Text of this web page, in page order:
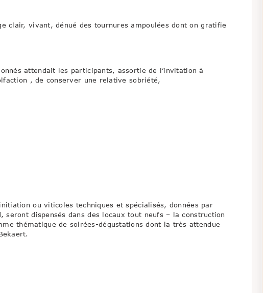
clair, vivant, dénué des tournures ampoulées dont on gratifie
attendait les participants, assortie de l’invitation à
, de conserver une relative sobriété,
ou viticoles techniques et spécialisés, données par
dispensés dans des locaux tout neufs – la construction
thématique de soirées-dégustations dont la très attendue